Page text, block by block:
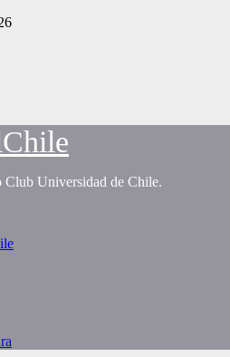
Universidad de Chile.